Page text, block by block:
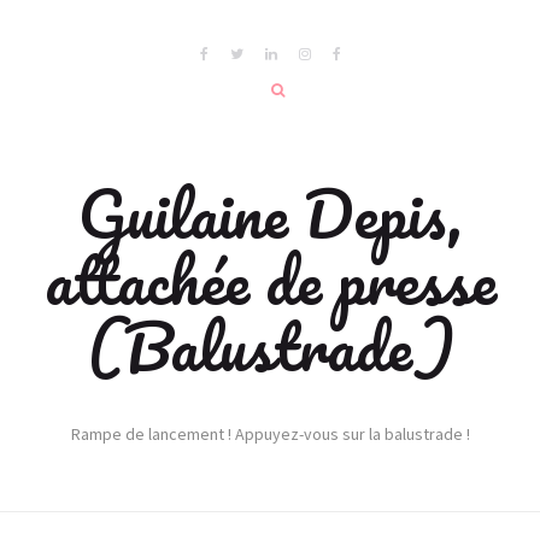
Guilaine Depis,
attachée de presse
(Balustrade)
Rampe de lancement ! Appuyez-vous sur la balustrade !